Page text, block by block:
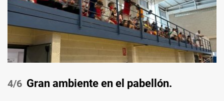
/6 Gran ambiente en el pabellón.